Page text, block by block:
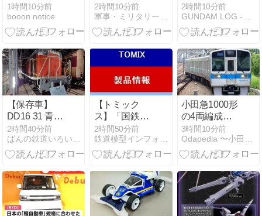
1時間10分前
booon notice
下シェルター
を整備へ…小
池知事「弾道
から都民の命
と財産守
る」！
2時間10分前
サリーエキス
パンションパ
ック、気合入
2時間10分前
【保存車】
DD16 31 青森
県青森市
2時間40分前
【トミック
ス】「国鉄
113-1000系近
郊電車(横須
賀・総武快速
区) 基本セッ
トA & 基本セ
ットB & 増結
セット＜
2時間50分前
小田急1000形
の4両編成に
残る非ワンマ
ン車の3本は
今後どうなる
3時間10分前